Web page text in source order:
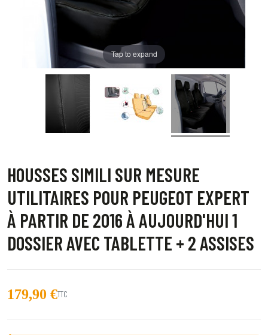
Tap to expand
HOUSSES SIMILI SUR MESURE
UTILITAIRES POUR PEUGEOT EXPERT
À PARTIR DE 2016 À AUJOURD'HUI 1
DOSSIER AVEC TABLETTE + 2 ASSISES
179,90 €TTC